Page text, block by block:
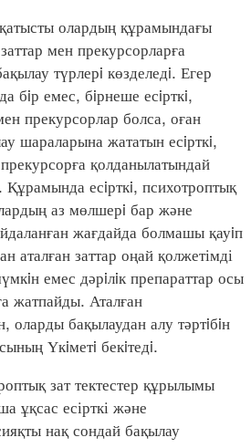
олардың құрамындағы
мен прекурсорларға
түрлерi көзделедi. Егер
бiр емес, бiрнеше есiрткi,
прекурсорлар болса, оған
шараларына жататын есiрткi,
қолданылатындай
есiрткi, психотроптық
аз мөлшерi бар және
жағдайда болмашы қауiп
аталған заттар оңай қолжетімді
емес дәрiлiк препараттар осы
жатпайды. Аталған
оларды бақылаудан алу тәртiбiн
Үкiметi бекiтедi.
зат тектестер құрылымы
ұқсас есірткі және
нақ сондай бақылау